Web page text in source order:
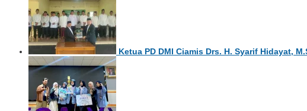
Ketua PD DMI Ciamis Drs. H. Syarif Hidayat,